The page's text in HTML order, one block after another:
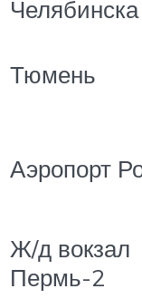
Челябинска
Тюмень
Аэропорт
Ж/д вокзал
Пермь-2